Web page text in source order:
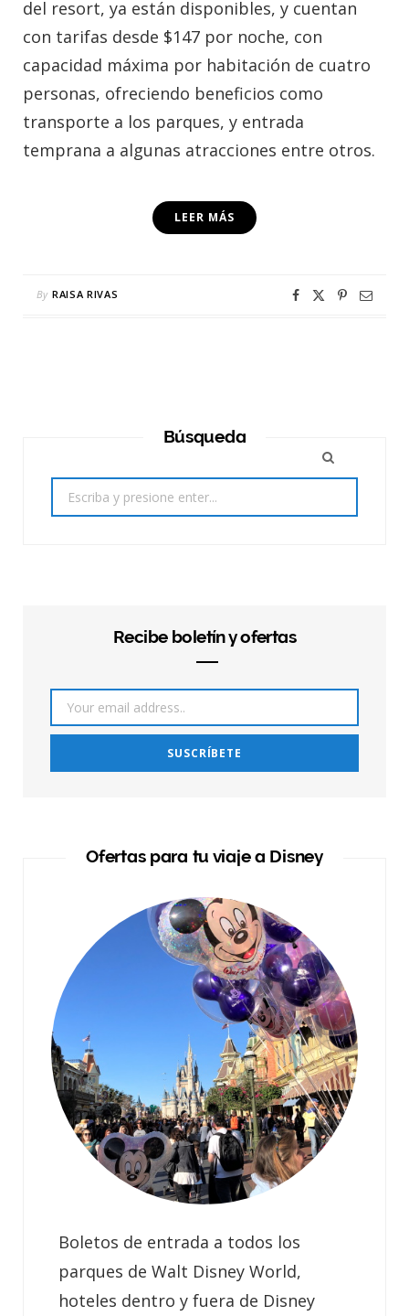
del resort, ya están disponibles, y cuentan
con tarifas desde $147 por noche, con
capacidad máxima por habitación de cuatro
personas, ofreciendo beneficios como
transporte a los parques, y entrada
temprana a algunas atracciones entre otros.
LEER MÁS
By RAISA RIVAS
Búsqueda
for:
Recibe boletín y ofertas
Ofertas para tu viaje a Disney
Boletos de entrada a todos los
parques de Walt Disney World,
hoteles dentro y fuera de Disney